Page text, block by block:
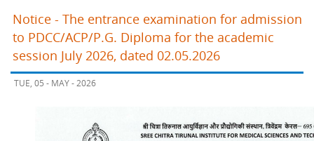
Notice - The entrance examination for admission
to PDCC/ACP/P.G. Diploma for the academic
session July 2026, dated 02.05.2026
TUE, 05 - MAY - 2026